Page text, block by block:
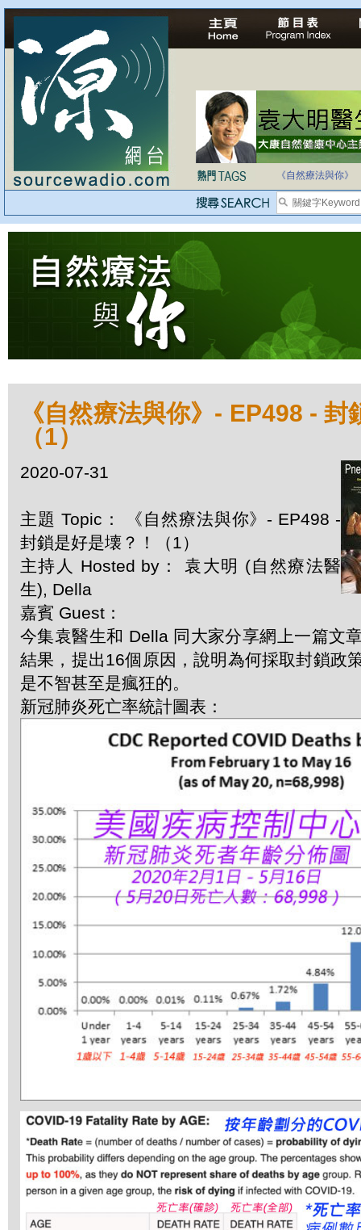
法治社會並不等同
自家教育合法化-
《自然療法與你》
《自然療法與你》- EP498 -
（1）
2020-07-31
主題 Topic： 《自然療法與你》- EP498 -
封鎖是好是壊？！（1）
主持人 Hosted by： 袁大明 (自然療法醫
生), Della
嘉賓 Guest：
今集袁醫生和 Della 同大家分享網上一篇文
結果，提出16個原因，說明為何採取封鎖政
是不智甚至是瘋狂的。
新冠肺炎死亡率統計圖表：